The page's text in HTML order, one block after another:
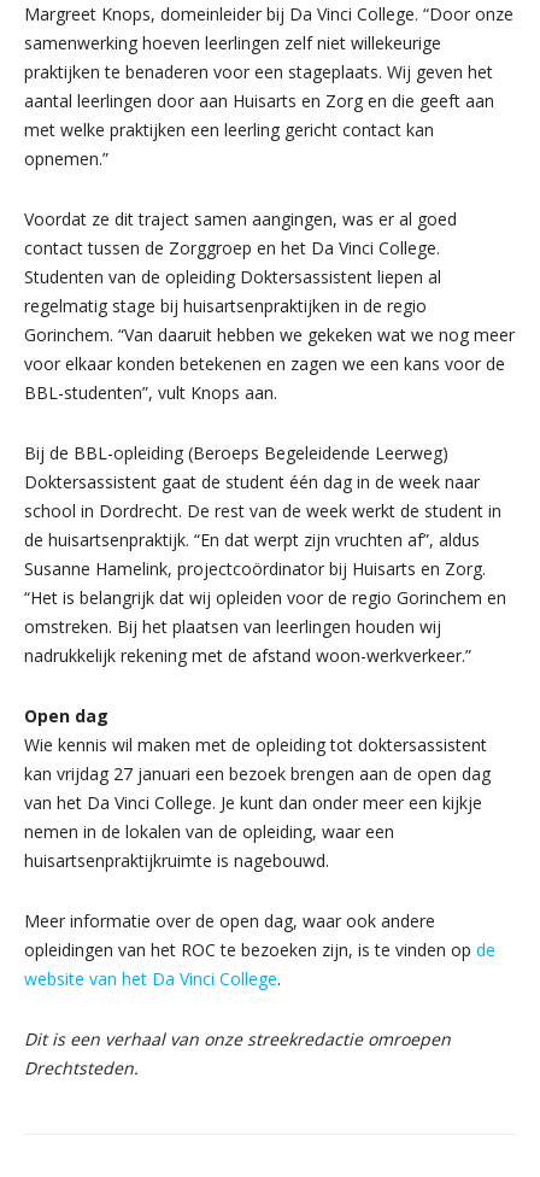
Margreet Knops, domeinleider bij Da Vinci College. “Door onze
samenwerking hoeven leerlingen zelf niet willekeurige
praktijken te benaderen voor een stageplaats. Wij geven het
aantal leerlingen door aan Huisarts en Zorg en die geeft aan
met welke praktijken een leerling gericht contact kan
opnemen.”
Voordat ze dit traject samen aangingen, was er al goed
contact tussen de Zorggroep en het Da Vinci College.
Studenten van de opleiding Doktersassistent liepen al
regelmatig stage bij huisartsenpraktijken in de regio
Gorinchem. “Van daaruit hebben we gekeken wat we nog meer
voor elkaar konden betekenen en zagen we een kans voor de
BBL-studenten”, vult Knops aan.
Bij de BBL-opleiding (Beroeps Begeleidende Leerweg)
Doktersassistent gaat de student één dag in de week naar
school in Dordrecht. De rest van de week werkt de student in
de huisartsenpraktijk. “En dat werpt zijn vruchten af”, aldus
Susanne Hamelink, projectcoördinator bij Huisarts en Zorg.
“Het is belangrijk dat wij opleiden voor de regio Gorinchem en
omstreken. Bij het plaatsen van leerlingen houden wij
nadrukkelijk rekening met de afstand woon-werkverkeer.”
Open dag
Wie kennis wil maken met de opleiding tot doktersassistent
kan vrijdag 27 januari een bezoek brengen aan de open dag
van het Da Vinci College. Je kunt dan onder meer een kijkje
nemen in de lokalen van de opleiding, waar een
huisartsenpraktijkruimte is nagebouwd.
Meer informatie over de open dag, waar ook andere
opleidingen van het ROC te bezoeken zijn, is te vinden op de
website van het Da Vinci College.
Dit is een verhaal van onze streekredactie omroepen
Drechtsteden.